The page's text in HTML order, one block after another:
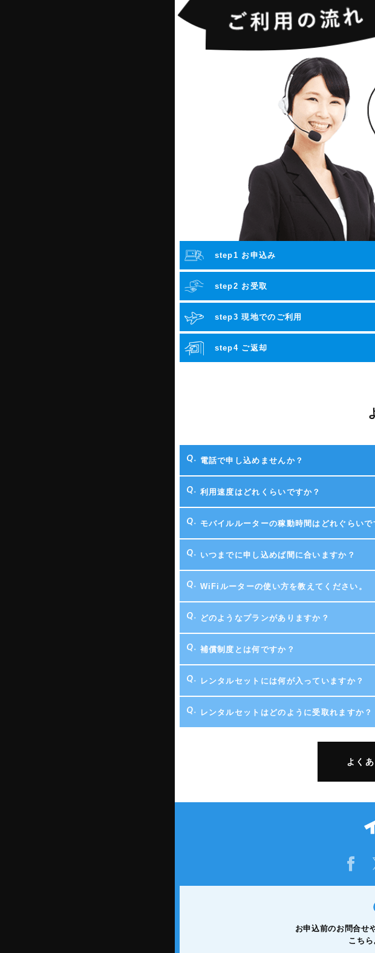
step1 お申込み
step2 お受取
step3 現地でのご利用
step4 ご返却
電話で申し込めませんか？
利用速度はどれくらいですか？
モバイルルーターの稼動時間はどれぐらいで
いつまでに申し込めば間に合いますか？
WiFiルーターの使い方を教えてください。
どのようなプランがありますか？
補償制度とは何ですか？
レンタルセットには何が入っていますか？
レンタルセットはどのように受取れますか？
よく
お申込前のお問合せ
こちら